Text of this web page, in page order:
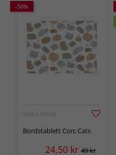
-50%
NOBLE HOUSE
Bordstablett Corc Cats
24,50 kr 49 kr